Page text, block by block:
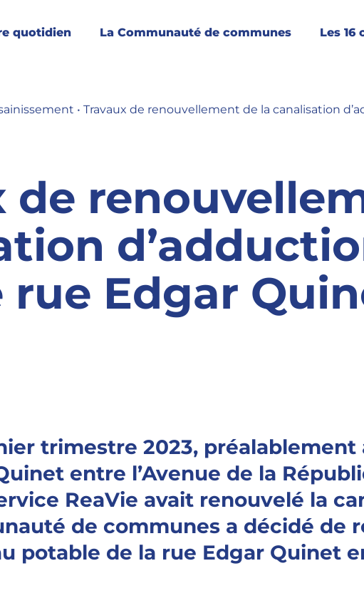
quotidien La Communauté de communes Les 16
•Travaux de renouvellement de la canalisation
de
Edgar
trimestre 2023,
entre l’Avenue de la
ReaVie avait renouvelé la
de communes a décidé de
potable de la rue Edgar Quinet